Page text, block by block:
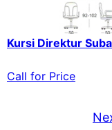
Kursi Direktur
Call for Price